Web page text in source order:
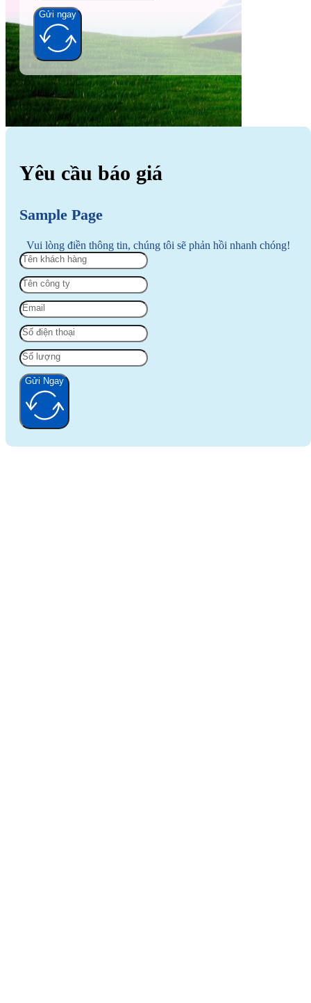
Gửi ngay
Yêu cầu báo giá
Sample Page
Vui lòng điền thông tin, chúng tôi sẽ phản hồi nhanh chóng!
Gửi Ngay